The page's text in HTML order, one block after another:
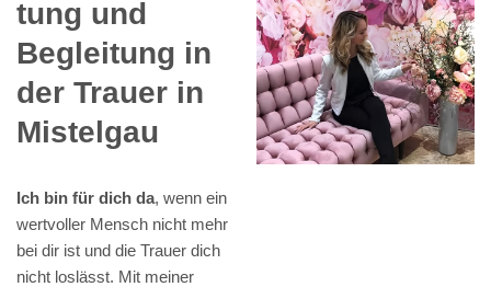
tung und
Begleitung in
der Trauer in
Mistelgau
Ich bin für dich da, wenn ein
wertvoller Mensch nicht mehr
bei dir ist und die Trauer dich
nicht loslässt. Mit meiner